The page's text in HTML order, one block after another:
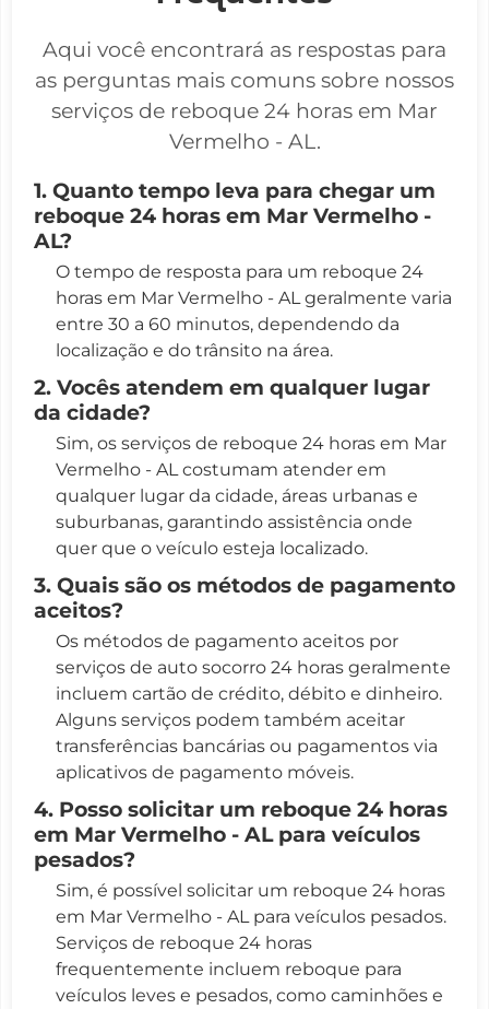
Aqui você encontrará as respostas para
as perguntas mais comuns sobre nossos
serviços de reboque 24 horas em Mar
Vermelho - AL.
1. Quanto tempo leva para chegar um
reboque 24 horas em Mar Vermelho -
AL?
O tempo de resposta para um reboque 24
horas em Mar Vermelho - AL geralmente varia
entre 30 a 60 minutos, dependendo da
localização e do trânsito na área.
2. Vocês atendem em qualquer lugar
da cidade?
Sim, os serviços de reboque 24 horas em Mar
Vermelho - AL costumam atender em
qualquer lugar da cidade, áreas urbanas e
suburbanas, garantindo assistência onde
quer que o veículo esteja localizado.
3. Quais são os métodos de pagamento
aceitos?
Os métodos de pagamento aceitos por
serviços de auto socorro 24 horas geralmente
incluem cartão de crédito, débito e dinheiro.
Alguns serviços podem também aceitar
transferências bancárias ou pagamentos via
aplicativos de pagamento móveis.
4. Posso solicitar um reboque 24 horas
em Mar Vermelho - AL para veículos
pesados?
Sim, é possível solicitar um reboque 24 horas
em Mar Vermelho - AL para veículos pesados.
Serviços de reboque 24 horas
frequentemente incluem reboque para
veículos leves e pesados, como caminhões e